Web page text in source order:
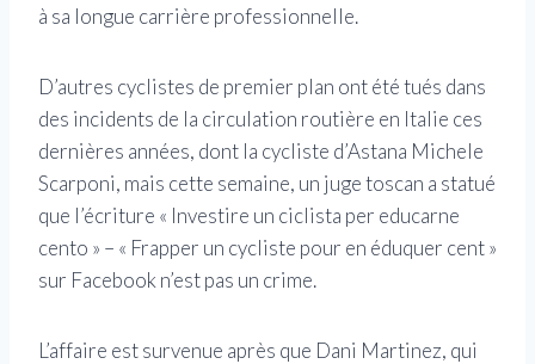
à sa longue carrière professionnelle.
D’autres cyclistes de premier plan ont été tués dans
des incidents de la circulation routière en Italie ces
dernières années, dont la cycliste d’Astana Michele
Scarponi, mais cette semaine, un juge toscan a statué
que l’écriture « Investire un ciclista per educarne
cento » – « Frapper un cycliste pour en éduquer cent »
sur Facebook n’est pas un crime.
L’affaire est survenue après que Dani Martinez, qui